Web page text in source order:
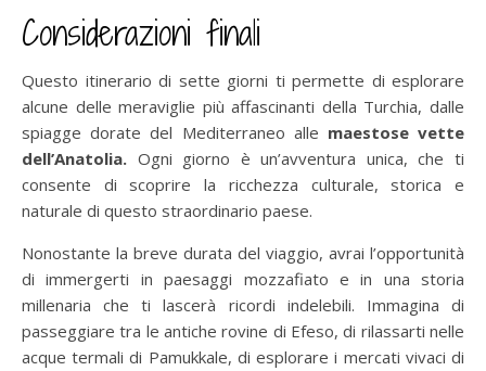
Considerazioni finali
Questo itinerario di sette giorni ti permette di esplorare
alcune delle meraviglie più affascinanti della Turchia, dalle
spiagge dorate del Mediterraneo alle maestose vette
dell’Anatolia. Ogni giorno è un’avventura unica, che ti
consente di scoprire la ricchezza culturale, storica e
naturale di questo straordinario paese.
Nonostante la breve durata del viaggio, avrai l’opportunità
di immergerti in paesaggi mozzafiato e in una storia
millenaria che ti lascerà ricordi indelebili. Immagina di
passeggiare tra le antiche rovine di Efeso, di rilassarti nelle
acque termali di Pamukkale, di esplorare i mercati vivaci di